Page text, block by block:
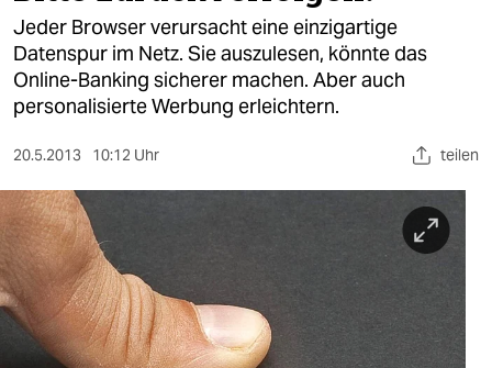
öko
gesellschaft
kultur
sport
berlin
nord
wahrheit
Jeder Browser verursacht eine einzigartige
Datenspur im Netz. Sie auszulesen, könnte das
Online-Banking sicherer machen. Aber auch
personalisierte Werbung erleichtern.
20.5.2013 10:12 Uhr teilen